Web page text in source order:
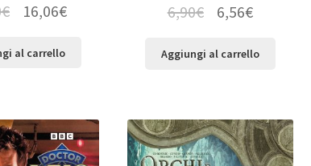
€ 16,06€
al carrello
6,90€ 6,56€
Aggiungi al carrello